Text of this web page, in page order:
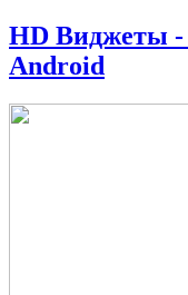
HD Виджеты -
Android